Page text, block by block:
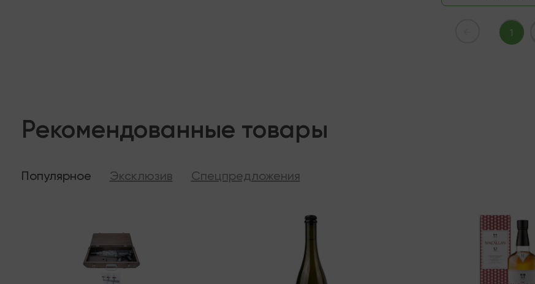
1
Рекомендованные товары
Популярное Эксклюзив Спецпредложения